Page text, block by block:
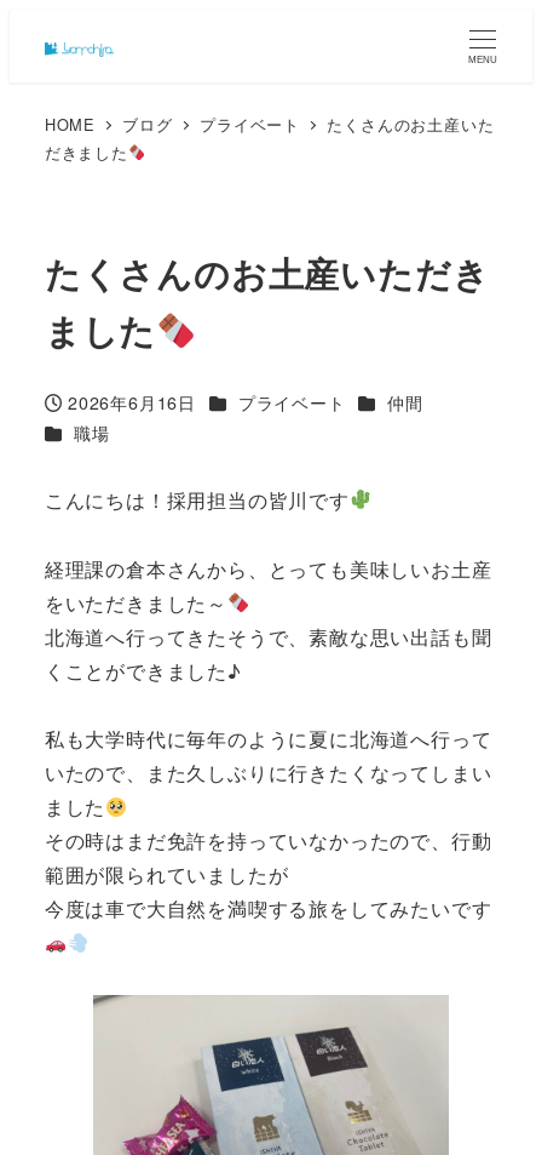
MENU
HOME ブログ プライベート
たくさんのお土産いた
だきました
たくさんのお土産いただき
ました
投稿日
2026年6月16日 カテゴリー
プライベート カテゴリー
仲間
カテゴリー
職場
こんにちは！採用担当の皆川です
経理課の倉本さんから、とっても美味しいお土産
をいただきました～
北海道へ行ってきたそうで、素敵な思い出話も聞
くことができました♪
私も大学時代に毎年のように夏に北海道へ行って
いたので、また久しぶりに行きたくなってしまい
ました
その時はまだ免許を持っていなかったので、行動
範囲が限られていましたが
今度は車で大自然を満喫する旅をしてみたいです